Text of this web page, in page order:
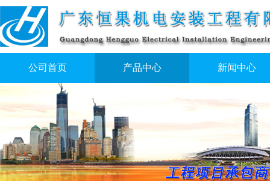
公司首页 产品中心 新闻中心